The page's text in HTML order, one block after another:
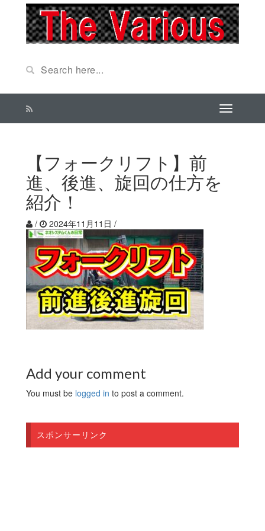
【フォークリフト】前
進、後進、旋回の仕方を
紹介！
/ 2024年11月11日 /
Add your comment
You must be logged in to post a comment.
スポンサーリンク